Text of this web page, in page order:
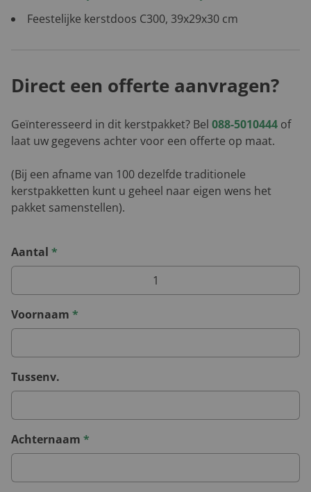
Feestelijke kerstdoos C300, 39x29x30 cm
Direct een offerte aanvragen?
Geïnteresseerd in dit kerstpakket? Bel 088-5010444 of
laat uw gegevens achter voor een offerte op maat.
(Bij een afname van 100 dezelfde traditionele
kerstpakketten kunt u geheel naar eigen wens het
pakket samenstellen).
Aantal *
Voornaam *
Tussenv.
Achternaam *